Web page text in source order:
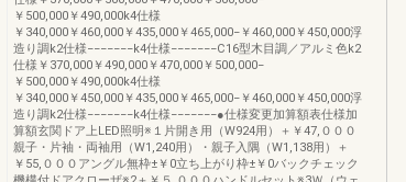
￥500,000￥490,000k4仕様
￥340,000￥460,000￥435,000￥465,000−￥460,000￥450,000浮
造り調k2仕様−−−−−−−k4仕様−−−−−−−C16型木目調／アルミ色k2
仕様￥370,000￥490,000￥470,000￥500,000−
￥500,000￥490,000k4仕様
￥340,000￥450,000￥435,000￥465,000−￥460,000￥450,000浮
造り調k2仕様−−−−−−−k4仕様−−−−−−−●仕様変更加算額表仕様加
算額玄関ドア上LED照明※１片開き用（W924用）＋￥47,０００
親子・片袖・両袖用（W1,240用）・親子入隅（W1,138用）＋
￥55,０００アングル無枠±￥0立ち上がり枠±￥0バックチェック